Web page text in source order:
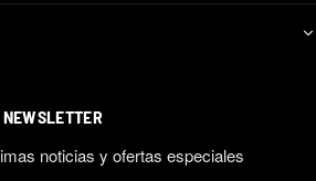
noticias y ofertas especiales